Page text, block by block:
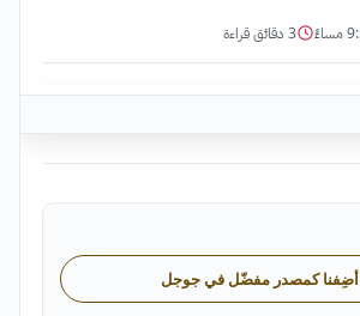
3 دقائق قراءة
أضِفنا كمصدر مفضّل في جوجل